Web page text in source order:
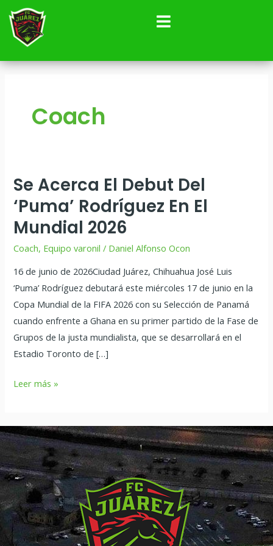
contenido
Coach
Se Acerca El Debut Del
‘Puma’ Rodríguez En El
Mundial 2026
Coach, Equipo varonil / Daniel Alfonso Ocon
16 de junio de 2026Ciudad Juárez, Chihuahua José Luis
‘Puma’ Rodríguez debutará este miércoles 17 de junio en la
Copa Mundial de la FIFA 2026 con su Selección de Panamá
cuando enfrente a Ghana en su primer partido de la Fase de
Grupos de la justa mundialista, que se desarrollará en el
Estadio Toronto de […]
Se
acerca
el
debut
del
Rodríguez
2026
Leer más »